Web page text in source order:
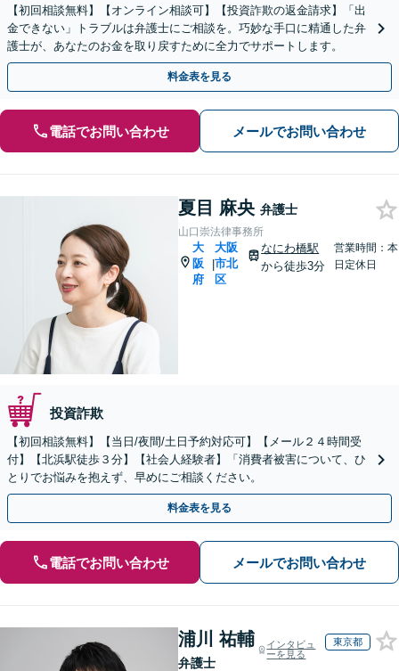
【初回相談無料】【オンライン相談可】【投資詐欺の返金請求】「出
金できない」トラブルは弁護士にご相談を。巧妙な手口に精通した弁
護士が、あなたのお金を取り戻すために全力でサポートします。
料金表を見る
電話でお問い合わせ メールでお問い合わせ
夏目 麻央 弁護士
山口崇法律事務所
大
阪
府
|
大阪
市北
区
なにわ橋駅
から徒歩3分
営業時間：本
日定休日
投資詐欺
【初回相談無料】【当日/夜間/土日予約対応可】【メール２４時間受
付】【北浜駅徒歩３分】【社会人経験者】「消費者被害について、ひ
とりでお悩みを抱えず、早めにご相談ください。
料金表を見る
電話でお問い合わせ メールでお問い合わせ
浦川 祐輔
弁護士
インタビュ
ーを見る
東京都